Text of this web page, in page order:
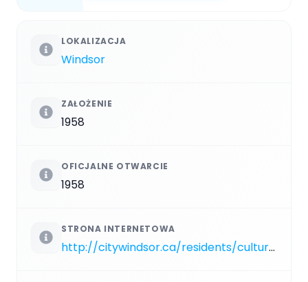
LOKALIZACJA
Windsor
ZAŁOŻENIE
1958
OFICJALNE OTWARCIE
1958
STRONA INTERNETOWA
http://citywindsor.ca/residents/culture/windsors-community-museum